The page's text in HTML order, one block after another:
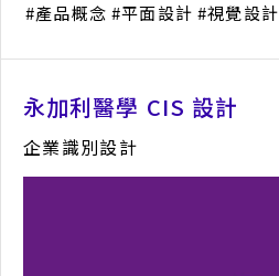
產品概念 平面設計 視覺設計
永加利醫學 CIS 設計
企業識別設計